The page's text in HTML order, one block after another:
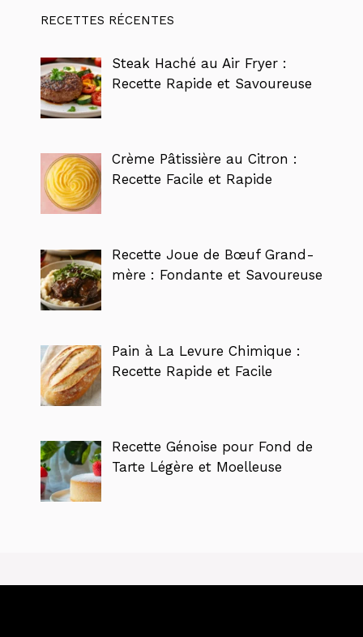
RECETTES RÉCENTES
Steak Haché au Air Fryer :
Recette Rapide et Savoureuse
Crème Pâtissière au Citron :
Recette Facile et Rapide
Recette Joue de Bœuf Grand-
mère : Fondante et Savoureuse
Pain à La Levure Chimique :
Recette Rapide et Facile
Recette Génoise pour Fond de
Tarte Légère et Moelleuse